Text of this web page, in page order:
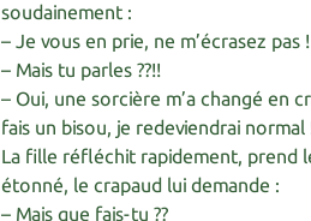
soudainement :
– Je vous en prie, ne m’écrasez pas
– Mais tu parles ??!!
– Oui, une sorcière m’a changé en
fais un bisou, je redeviendrai normal
La fille réfléchit rapidement, prend
étonné, le crapaud lui demande :
– Mais que fais-tu ??